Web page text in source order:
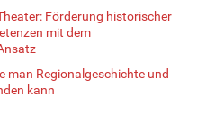
Förderung historischer
mit dem
man Regionalgeschichte und
kann